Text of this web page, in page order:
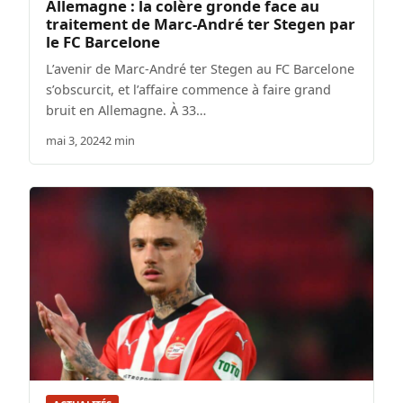
Allemagne : la colère gronde face au
traitement de Marc-André ter Stegen par
le FC Barcelone
L’avenir de Marc-André ter Stegen au FC Barcelone
s’obscurcit, et l’affaire commence à faire grand
bruit en Allemagne. À 33…
mai 3, 20242 min